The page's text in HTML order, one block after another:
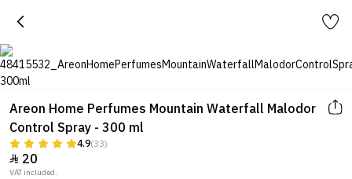
Areon Home Perfumes Mountain Waterfall Malodor
Control Spray - 300 ml
4.9(33)
 20
VAT included.